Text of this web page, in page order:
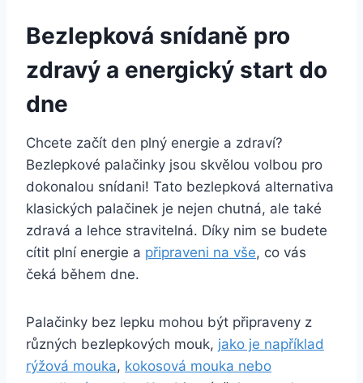
Bezlepková snídaně pro
zdravý a energický start do
dne
Chcete začít den plný energie a zdraví?
Bezlepkové palačinky jsou skvělou volbou pro
dokonalou snídani! Tato bezlepková alternativa
klasických palačinek je nejen chutná, ale také
zdravá a lehce stravitelná. Díky nim se budete
cítit plní energie a připraveni na vše, co vás
čeká během dne.
Palačinky bez lepku mohou být připraveny z
různých bezlepkových mouk, jako je například
rýžová mouka, kokosová mouka nebo